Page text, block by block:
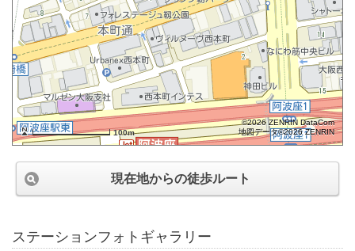
100m
©2026 ZENRIN DataCom
地図データ©2026 ZENRIN
現在地からの徒歩ルート
ステーションフォトギャラリー